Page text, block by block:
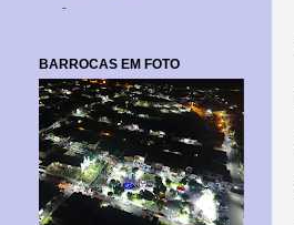
-
BARROCAS EM FOTO